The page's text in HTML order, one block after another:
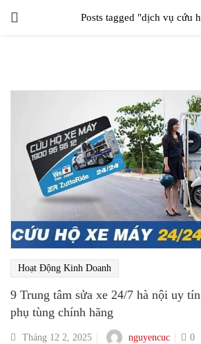
Posts tagged "dịch vụ cứu
Hoạt Động Kinh Doanh
9 Trung tâm sửa xe 24/7 hà nội uy
phụ tùng chính hãng
Tháng 12 2, 2025 nguyencuc 0
LOGIN
Remember me
Login
Lost password?